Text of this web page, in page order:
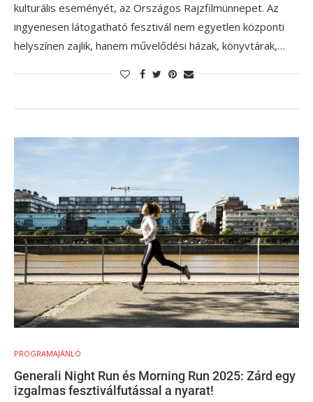
kulturális eseményét, az Országos Rajzfilmünnepet. Az
ingyenesen látogatható fesztivál nem egyetlen központi
helyszínen zajlik, hanem művelődési házak, könyvtárak,…
PROGRAMAJÁNLÓ
Generali Night Run és Morning Run 2025: Zárd egy
izgalmas fesztiválfutással a nyarat!